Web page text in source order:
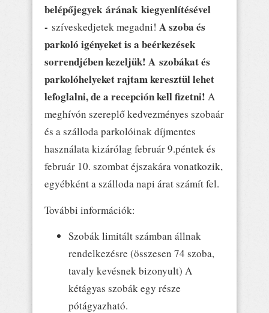
belépőjegyek árának kiegyenlítésével
- szíveskedjetek megadni! A szoba és
parkoló igényeket is a beérkezések
sorrendjében kezeljük! A szobákat és
parkolóhelyeket rajtam keresztül lehet
lefoglalni, de a recepción kell fizetni! A
meghívón szereplő kedvezményes szobaár
és a szálloda parkolóinak díjmentes
használata kizárólag február 9.péntek és
február 10. szombat éjszakára vonatkozik,
egyébként a szálloda napi árat számít fel.
További információk:
Szobák limitált számban állnak
rendelkezésre (összesen 74 szoba,
tavaly kevésnek bizonyult) A
kétágyas szobák egy része
pótágyazható.